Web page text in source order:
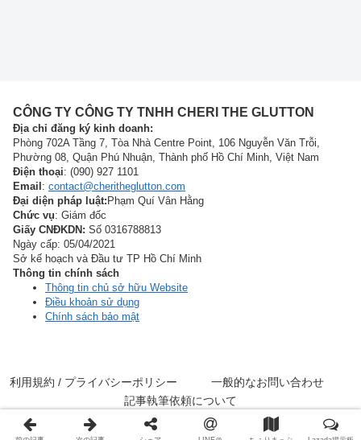
CÔNG TY CÔNG TY TNHH CHERI THE GLUTTON
Địa chỉ đăng ký kinh doanh:
Phòng 702A Tầng 7, Tòa Nhà Centre Point, 106 Nguyễn Văn Trỗi,
Phường 08, Quận Phú Nhuận, Thành phố Hồ Chí Minh, Việt Nam
Điện thoại: (090) 927 1101
Email : contact@cheritheglutton.com
Đại diện pháp luật: Phạm Quí Vân Hằng
Chức vụ: Giám đốc
Giấy CNĐKDN: Số 0316788813
Ngày cấp: 05/04/2021
Sở kế hoạch và Đầu tư TP Hồ Chí Minh
Thông tin chính sách
Thông tin chủ sở hữu Website
Điều khoản sử dụng
Chính sách bảo mật
利用規約 / プライバシーポリシー
一般的なお問い合わせ
記事執筆依頼について
© 2000 フードアナリストちぇりのホーチミンの美味いもん.